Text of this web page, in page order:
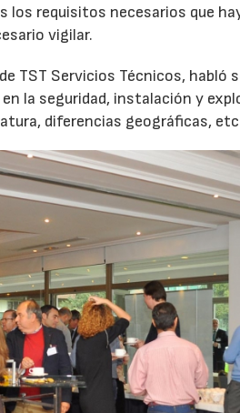
requisitos necesarios que
vigilar.
TST Servicios Técnicos,
la seguridad, instalación y
diferencias geográficas,